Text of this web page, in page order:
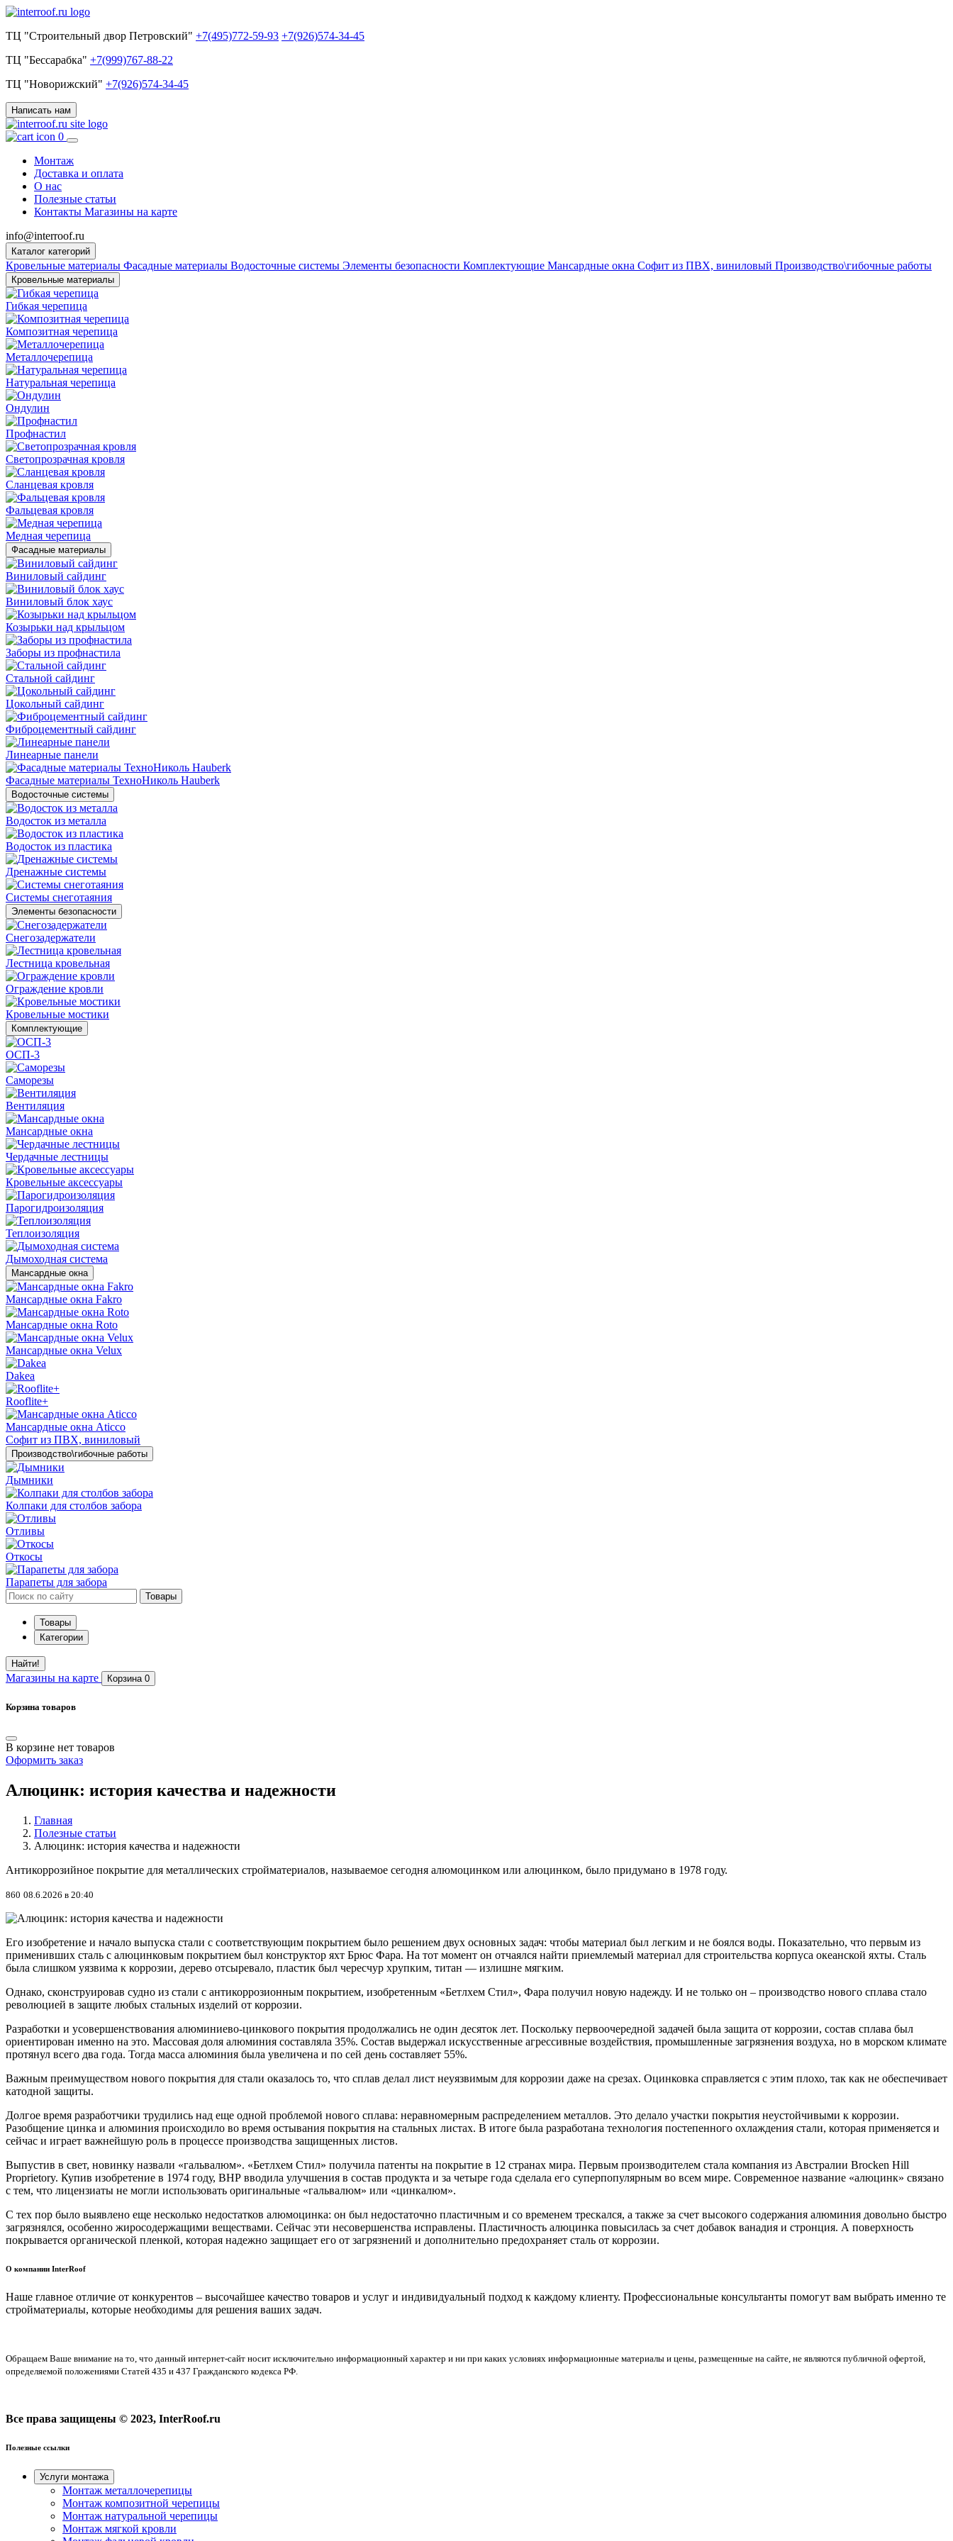
ТЦ "Строительный двор Петровский" +7(495)772-59-93 +7(926)574-34-45
ТЦ "Бессарабка" +7(999)767-88-22
ТЦ "Новорижский" +7(926)574-34-45
Написать нам
0
Монтаж
Доставка и оплата
О нас
Полезные статьи
Контакты Магазины на карте
info@interroof.ru
Каталог категорий
Кровельные материалы Фасадные материалы Водосточные системы Элементы безопасности Комплектующие Мансардные окна Софит из ПВХ, виниловый Производство\гибочные работы
Кровельные материалы
Гибкая черепица
Композитная черепица
Металлочерепица
Натуральная черепица
Ондулин
Профнастил
Светопрозрачная кровля
Сланцевая кровля
Фальцевая кровля
Медная черепица
Фасадные материалы
Виниловый сайдинг
Виниловый блок хаус
Козырьки над крыльцом
Заборы из профнастила
Стальной сайдинг
Цокольный сайдинг
Фиброцементный сайдинг
Линеарные панели
Фасадные материалы ТехноНиколь Hauberk
Водосточные системы
Водосток из металла
Водосток из пластика
Дренажные системы
Системы снеготаяния
Элементы безопасности
Снегозадержатели
Лестница кровельная
Ограждение кровли
Кровельные мостики
Комплектующие
ОСП-3
Саморезы
Вентиляция
Мансардные окна
Чердачные лестницы
Кровельные аксессуары
Парогидроизоляция
Теплоизоляция
Дымоходная система
Мансардные окна
Мансардные окна Fakro
Мансардные окна Roto
Мансардные окна Velux
Dakea
Rooflite+
Мансардные окна Aticco
Софит из ПВХ, виниловый
Производство\гибочные работы
Дымники
Колпаки для столбов забора
Отливы
Откосы
Парапеты для забора
Товары
Товары
Категории
Найти!
Магазины на карте Корзина 0
Корзина товаров
В корзине нет товаров
Оформить заказ
Алюцинк: история качества и надежности
Главная
Полезные статьи
Алюцинк: история качества и надежности
​Антикоррозийное покрытие для металлических стройматериалов, называемое сегодня алюмоцинком или алюцинком, было придумано в 1978 году.
860 08.6.2026 в 20:40
Его изобретение и начало выпуска стали с соответствующим покрытием было решением двух основных задач: чтобы материал был легким и не боялся воды. Показательно, что первым из
применивших сталь с алюцинковым покрытием был конструктор яхт Брюс Фара. На тот момент он отчаялся найти приемлемый материал для строительства корпуса океанской яхты. Сталь
была слишком уязвима к коррозии, дерево отсыревало, пластик был чересчур хрупким, титан — излишне мягким.
Однако, сконструировав судно из стали с антикоррозионным покрытием, изобретенным «Бетлхем Стил», Фара получил новую надежду. И не только он – производство нового сплава стало
революцией в защите любых стальных изделий от коррозии.
Разработки и усовершенствования алюминиево-цинкового покрытия продолжались не один десяток лет. Поскольку первоочередной задачей была защита от коррозии, состав сплава был
ориентирован именно на это. Массовая доля алюминия составляла 35%. Состав выдержал искусственные агрессивные воздействия, промышленные загрязнения воздуха, но в морском климате
протянул всего два года. Тогда масса алюминия была увеличена и по сей день составляет 55%.
Важным преимуществом нового покрытия для стали оказалось то, что сплав делал лист неуязвимым для коррозии даже на срезах. Оцинковка справляется с этим плохо, так как не обеспечивает
катодной защиты.
Долгое время разработчики трудились над еще одной проблемой нового сплава: неравномерным распределением металлов. Это делало участки покрытия неустойчивыми к коррозии.
Разобщение цинка и алюминия происходило во время остывания покрытия на стальных листах. В итоге была разработана технология постепенного охлаждения стали, которая применяется и
сейчас и играет важнейшую роль в процессе производства защищенных листов.
Выпустив в свет, новинку назвали «гальвалюм». «Бетлхем Стил» получила патенты на покрытие в 12 странах мира. Первым производителем стала компания из Австралии Brocken Hill
Proprietory. Купив изобретение в 1974 году, ВНР вводила улучшения в состав продукта и за четыре года сделала его суперпопулярным во всем мире. Современное название «алюцинк» связано
с тем, что лицензиаты не могли использовать оригинальные «гальвалюм» или «цинкалюм».
С тех пор было выявлено еще несколько недостатков алюмоцинка: он был недостаточно пластичным и со временем трескался, а также за счет высокого содержания алюминия довольно быстро
загрязнялся, особенно жиросодержащими веществами. Сейчас эти несовершенства исправлены. Пластичность алюцинка повысилась за счет добавок ванадия и стронция. А поверхность
покрывается органической пленкой, которая надежно защищает его от загрязнений и дополнительно предохраняет сталь от коррозии.
О компании InterRoof
Наше главное отличие от конкурентов – высочайшее качество товаров и услуг и индивидуальный подход к каждому клиенту. Профессиональные консультанты помогут вам выбрать именно те
стройматериалы, которые необходимы для решения ваших задач.
Обращаем Ваше внимание на то, что данный интернет-сайт носит исключительно информационный характер и ни при каких условиях информационные материалы и цены, размещенные на сайте, не являются публичной офертой,
определяемой положениями Статей 435 и 437 Гражданского кодекса РФ.
Все права защищены © 2023, InterRoof.ru
Полезные ссылки
Услуги монтажа
Монтаж металлочерепицы
Монтаж композитной черепицы
Монтаж натуральной черепицы
Монтаж мягкой кровли